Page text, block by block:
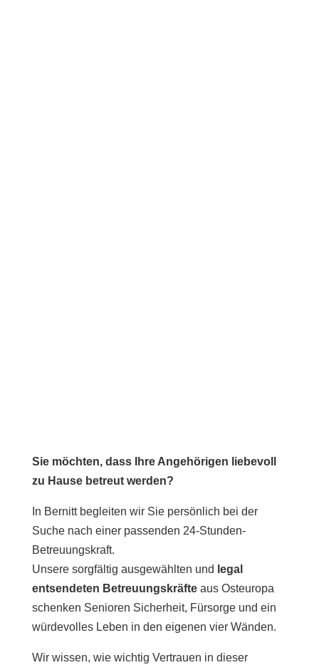
Sie möchten, dass Ihre Angehörigen liebevoll
zu Hause betreut werden?
In Bernitt begleiten wir Sie persönlich bei der
Suche nach einer passenden 24-Stunden-
Betreuungskraft.
Unsere sorgfältig ausgewählten und legal
entsendeten Betreuungskräfteaus Osteuropa
schenken Senioren Sicherheit, Fürsorge und ein
würdevolles Leben in den eigenen vier Wänden.
Wir wissen, wie wichtig Vertrauen in dieser